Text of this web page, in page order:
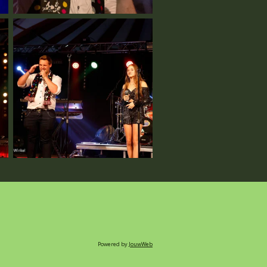
Powered by JouwWeb